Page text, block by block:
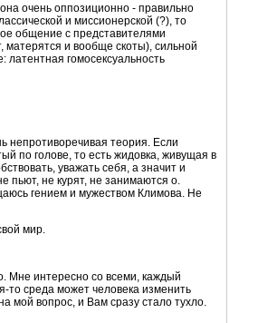
очень оппозиционно - правильно
и миссионерской (?), то
общение с представителями
и вообще скоты), сильной
латентная гомосексуальность
непротиворечивая теория. Если
по голове, то есть жидовка, живущая в
уважать себя, а значит и
пьют, не курят, не занимаются о.
гением и мужеством Климова. Не
мир.
Мне интересно со всеми, каждый
то среда может человека изменить
мой вопрос, и Вам сразу стало тухло.